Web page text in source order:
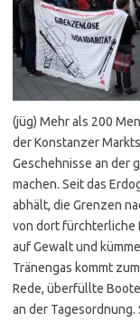
(jüg) Mehr als 200
der Konstanzer
Geschehnisse an der
machen. Seit das
abhält, die Grenzen
von dort fürchterliche
auf Gewalt und
Tränengas kommt
Rede, überfüllte
an der